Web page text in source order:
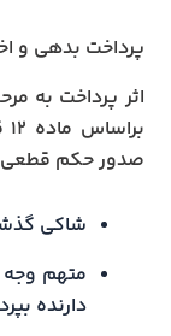
پرداخت بدهی و
اثر پرداخت به
صدور حکم
شاکی
متهم وجه
دارنده